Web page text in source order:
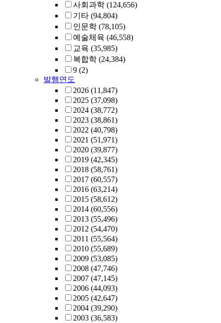
사회과학 (124,656)
기타 (94,804)
인문학 (78,105)
예술체육 (46,558)
교육 (35,985)
복합학 (24,384)
9 (2)
발행연도
2026 (11,847)
2025 (37,098)
2024 (38,772)
2023 (38,861)
2022 (40,798)
2021 (51,971)
2020 (39,877)
2019 (42,345)
2018 (58,761)
2017 (60,557)
2016 (63,214)
2015 (58,612)
2014 (60,556)
2013 (55,496)
2012 (54,470)
2011 (55,564)
2010 (55,689)
2009 (53,085)
2008 (47,746)
2007 (47,145)
2006 (44,093)
2005 (42,647)
2004 (39,290)
2003 (36,583)